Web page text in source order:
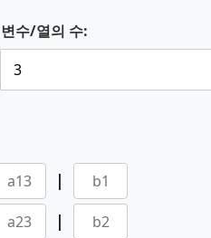
변수/열의 수:
|
|